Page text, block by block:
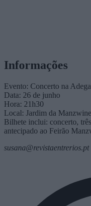
Informações
Evento: Concerto na
Data: 26 de junho
Hora: 21h30
Local: Jardim da
Bilhete inclui: concerto,
antecipado ao Feirão
susana@revistaentrerios.pt